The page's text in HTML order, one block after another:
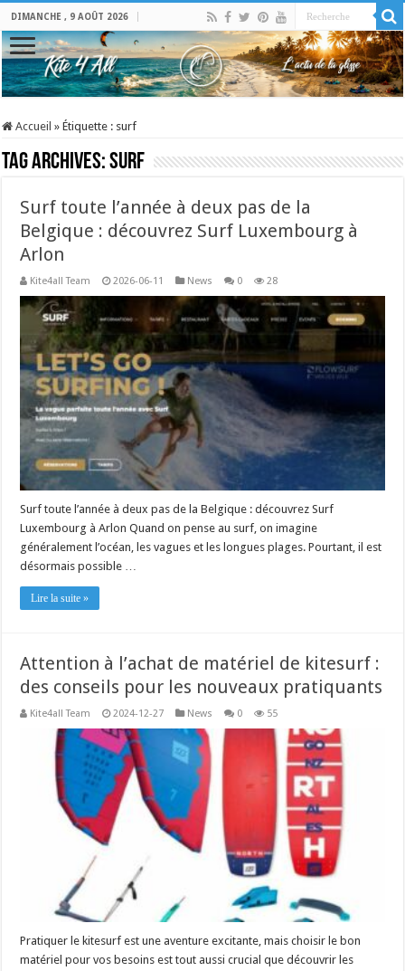
DIMANCHE , 9 AOÛT 2026
Accueil » Étiquette : surf
Tag Archives:surf
Surf toute l’année à deux pas de la
Belgique : découvrez Surf Luxembourg à
Arlon
Kite4all Team 2026-06-11 News 0 28
Surf toute l’année à deux pas de la Belgique : découvrez Surf
Luxembourg à Arlon Quand on pense au surf, on imagine
généralement l’océan, les vagues et les longues plages. Pourtant, il est
désormais possible …
Lire la suite »
Attention à l’achat de matériel de kitesurf :
des conseils pour les nouveaux pratiquants
Kite4all Team 2024-12-27 News 0 55
Pratiquer le kitesurf est une aventure excitante, mais choisir le bon
matériel pour vos besoins est tout aussi crucial que découvrir les